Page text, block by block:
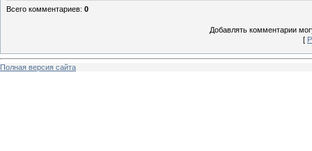
Всего комментариев: 0
Добавлять комментарии
[
Полная версия сайта